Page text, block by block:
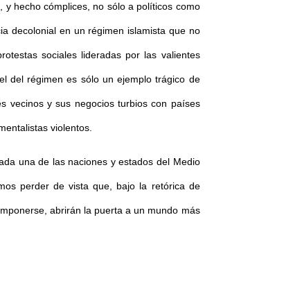
hecho cómplices, no sólo a políticos como
decolonial en un régimen islamista que no
sociales lideradas por las valientes
del régimen es sólo un ejemplo trágico de
vecinos y sus negocios turbios con países
violentos.
una de las naciones y estados del Medio
perder de vista que, bajo la retórica de
abrirán la puerta a un mundo más